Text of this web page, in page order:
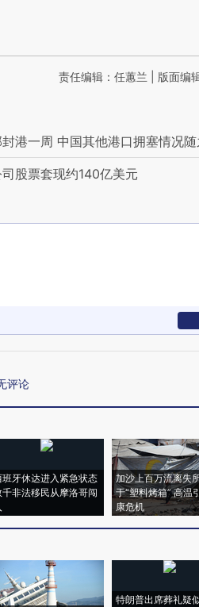
责任编辑：任蕙兰 | 版面编
港一周 中国其他港口拥塞情况
股票套现约140亿美元
评论
班牙休达进入紧急状态
千非法移民从摩洛哥闯
加沙上百万流离失
于“塑料烤箱” 高温
康危机
特朗普出席葬礼疑